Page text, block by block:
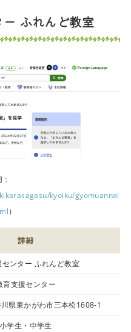
ふれんど教室
kyoiku/gyomuannai
）
詳細
ンター ふれんど教室
育支援センター
県東かがわ市三本松1608-1
小学生・中学生